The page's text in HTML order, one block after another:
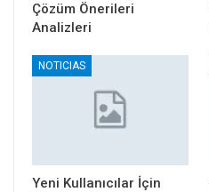
Çözüm Önerileri
Analizleri
NOTICIAS
Yeni Kullanıcılar İçin